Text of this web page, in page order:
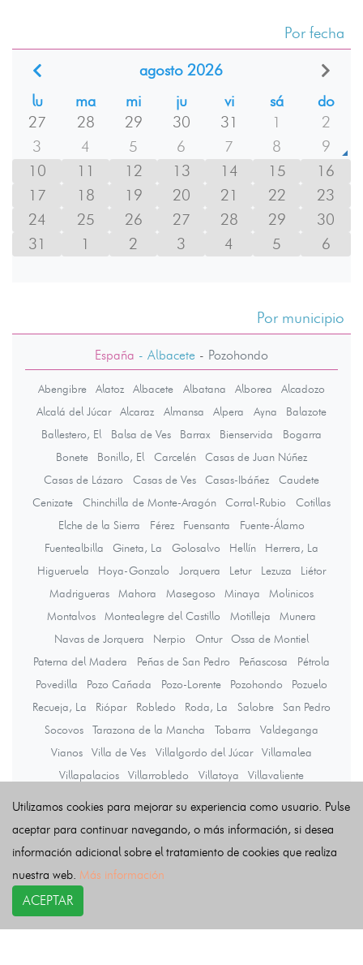
Por fecha
agosto 2026
lu
ma mi ju vi sá
do
27
28 29 30 31 1
2
3
4 5 6 7 8
9
10
11 12 13 14 15
16
17
18 19 20 21 22
23
24
25 26 27 28 29
30
31
1 2 3 4 5 6
Por municipio
España - Albacete - Pozohondo
Abengibre Alatoz Albacete Albatana Alborea
Alcadozo
Alcalá del Júcar
Alcaraz Almansa Alpera Ayna
Balazote
Ballestero, El
Balsa de Ves Barrax Bienservida
Bogarra
Bonete
Bonillo, El Carcelén
Casas de Juan Núñez
Casas de Lázaro
Casas de Ves Casas-Ibáñez
Caudete
Cenizate
Chinchilla de Monte-Aragón Corral-Rubio
Cotillas
Elche de la Sierra
Férez Fuensanta
Fuente-Álamo
Fuentealbilla
Gineta, La Golosalvo Hellín
Herrera, La
Higueruela
Hoya-Gonzalo Jorquera Letur Lezuza
Liétor
Madrigueras
Mahora Masegoso Minaya
Molinicos
Montalvos
Montealegre del Castillo Motilleja
Munera
Navas de Jorquera
Nerpio Ontur
Ossa de Montiel
Paterna del Madera
Peñas de San Pedro Peñascosa
Pétrola
Povedilla
Pozo Cañada Pozo-Lorente Pozohondo
Pozuelo
Recueja, La
Riópar Robledo Roda, La Salobre
San Pedro
Socovos
Tarazona de la Mancha Tobarra
Valdeganga
Vianos
Villa de Ves Villalgordo del Júcar
Villamalea
Villapalacios
Villarrobledo Villatoya
Villavaliente
Villaverde de Guadalimar
Últimas noticias
Utilizamos cookies para mejorar su experiencia como usuario. Pulse
aceptar para continuar navegando, o más información, si desea
información adicional sobre el tratamiento de cookies que realiza
nuestra web. Más información
ACEPTAR